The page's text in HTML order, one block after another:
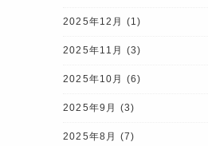
2025年12月 (1)
2025年11月 (3)
2025年10月 (6)
2025年9月 (3)
2025年8月 (7)